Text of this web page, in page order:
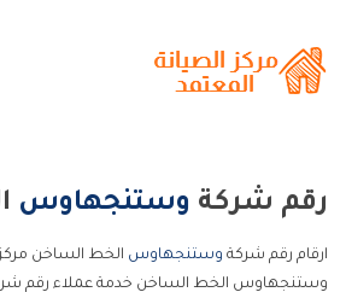
رقم شركة وستنجهاوس
ارقام رقم شركة وستنجهاوس الخط الساخن
وستنجهاوس الخط الساخن خدمة عملاء رقم